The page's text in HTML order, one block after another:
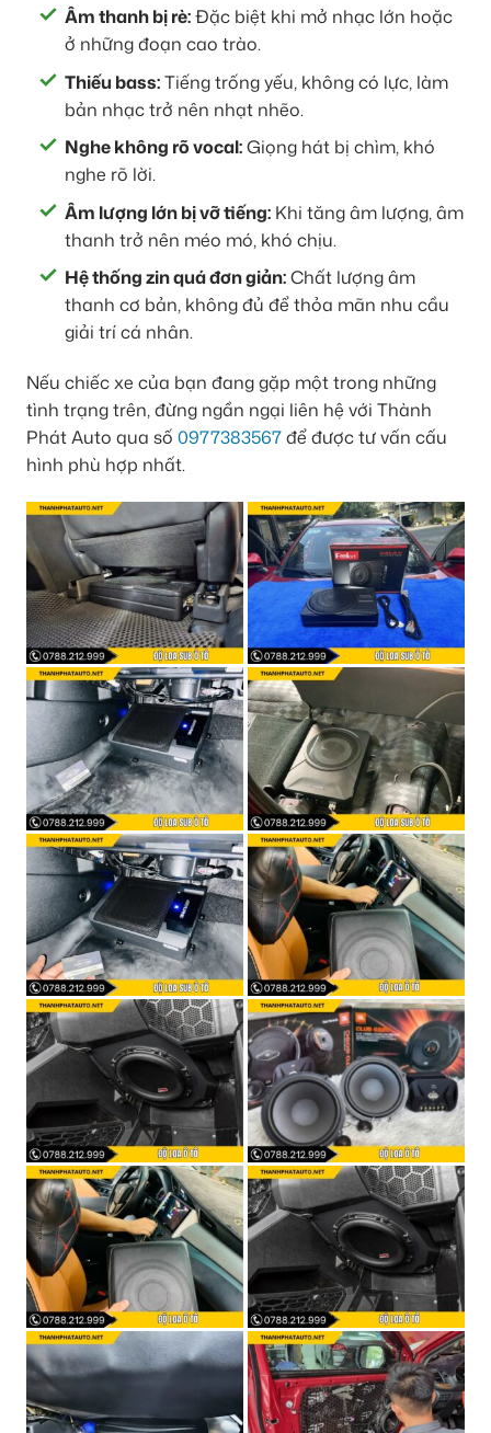
Âm thanh bị rè:Đặc biệt khi mở nhạc lớn hoặc
ở những đoạn cao trào.
Thiếu bass:Tiếng trống yếu, không có lực, làm
bản nhạc trở nên nhạt nhẽo.
Nghe không rõ vocal:Giọng hát bị chìm, khó
nghe rõ lời.
Âm lượng lớn bị vỡ tiếng: Khi tăng âm lượng, âm
thanh trở nên méo mó, khó chịu.
Hệ thống zin quá đơn giản:Chất lượng âm
thanh cơ bản, không đủ để thỏa mãn nhu cầu
giải trí cá nhân.
Nếu chiếc xe của bạn đang gặp một trong những
tình trạng trên, đừng ngần ngại liên hệ với Thành
Phát Auto qua số 0977383567để được tư vấn cấu
hình phù hợp nhất.